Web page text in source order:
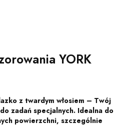
YORK
z twardym włosiem – Twój
zadań specjalnych. Idealna do
powierzchni, szczególnie